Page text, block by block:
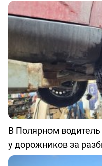
В Полярном водитель
у дорожников за